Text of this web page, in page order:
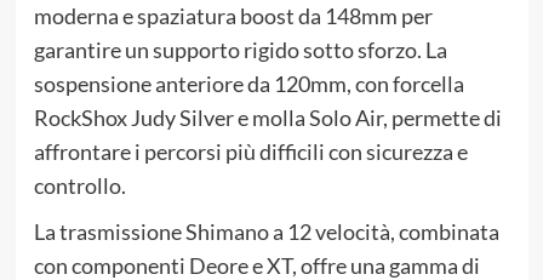
moderna e spaziatura boost da 148mm per
garantire un supporto rigido sotto sforzo. La
sospensione anteriore da 120mm, con forcella
RockShox Judy Silver e molla Solo Air, permette di
affrontare i percorsi più difficili con sicurezza e
controllo.
La trasmissione Shimano a 12 velocità, combinata
con componenti Deore e XT, offre una gamma di